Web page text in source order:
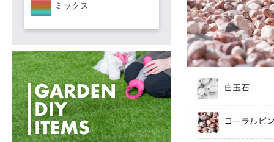
ミックス